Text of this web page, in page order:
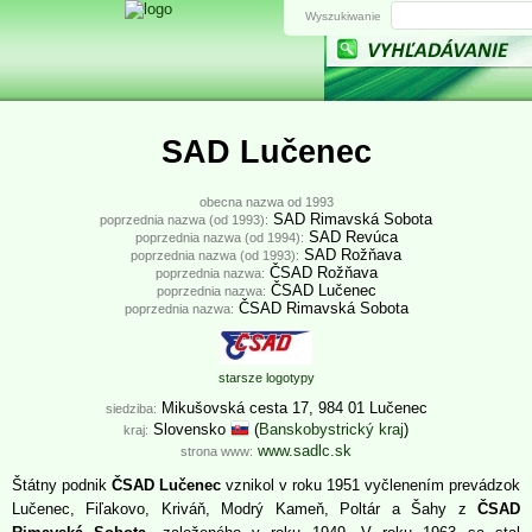
SAD Lučenec
obecna nazwa od 1993
poprzednia nazwa (od 1993): SAD Rimavská Sobota
poprzednia nazwa (od 1994): SAD Revúca
poprzednia nazwa (od 1993): SAD Rožňava
poprzednia nazwa: ČSAD Rožňava
poprzednia nazwa: ČSAD Lučenec
poprzednia nazwa: ČSAD Rimavská Sobota
starsze logotypy
siedziba: Mikušovská cesta 17, 984 01 Lučenec
kraj: Slovensko (Banskobystrický kraj)
strona www: www.sadlc.sk
Štátny podnik ČSAD Lučenec vznikol v roku 1951 vyčlenením prevádzok
Lučenec, Fiľakovo, Kriváň, Modrý Kameň, Poltár a Šahy z ČSAD
Wyszukiwanie